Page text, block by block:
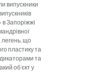
випускники
в Запоріжжі
легень, що
пластику та
та
об’єкт у